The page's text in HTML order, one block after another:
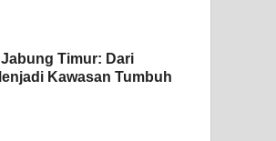
Timur: Dari
Kawasan Tumbuh